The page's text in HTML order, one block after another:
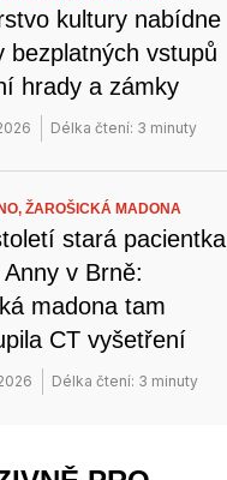
kultury nabídne
bezplatných vstupů
hrady a zámky
Délka čtení: 3 minuty
ŽAROŠICKÁ MADONA
stará pacientka
v Brně:
madona tam
CT vyšetření
Délka čtení: 3 minuty